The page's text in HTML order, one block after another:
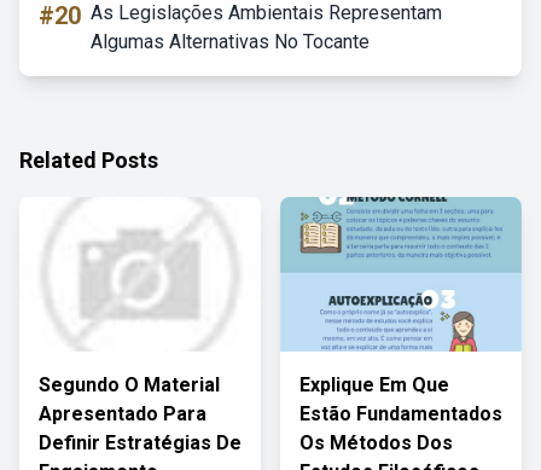
#20 As Legislações Ambientais Representam
Algumas Alternativas No Tocante
Related Posts
Segundo O Material
Apresentado Para
Definir Estratégias De
Explique Em Que
Estão Fundamentados
Os Métodos Dos